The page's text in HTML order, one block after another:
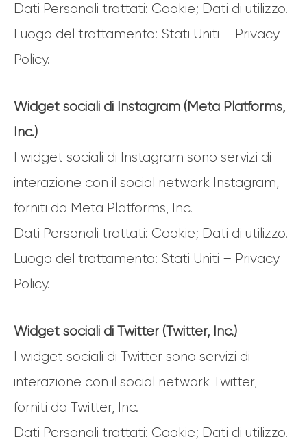
Dati Personali trattati: Cookie; Dati di utilizzo.
Luogo del trattamento: Stati Uniti – Privacy
Policy.
Widget sociali di Instagram (Meta Platforms,
Inc.)
I widget sociali di Instagram sono servizi di
interazione con il social network Instagram,
forniti da Meta Platforms, Inc.
Dati Personali trattati: Cookie; Dati di utilizzo.
Luogo del trattamento: Stati Uniti – Privacy
Policy.
Widget sociali di Twitter (Twitter, Inc.)
I widget sociali di Twitter sono servizi di
interazione con il social network Twitter,
forniti da Twitter, Inc.
Dati Personali trattati: Cookie; Dati di utilizzo.